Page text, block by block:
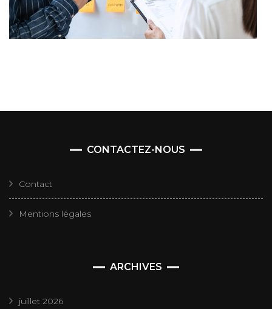
CONTACTEZ-NOUS
Contact
Mentions légales
ARCHIVES
juillet 2026